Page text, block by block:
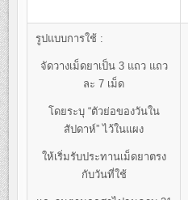
รูปแบบการใช้ :
จัดวางเม็ดยาเป็น 3 แถว แถว
ละ 7 เม็ด
โดยระบุ “ตัวย่อของวันใน
สัปดาห์” ไว้ในแผง
ให้เริ่มรับประทานเม็ดยาตรง
กับวันที่ใช้